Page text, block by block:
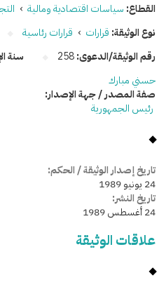
القطاع: سياسات اقتصادية ومالية ›
نوع الوثيقة: قرارات › قرارات رئاسية
رقم الوثيقة/الدعوى:258 سنة
حسني مبارك
صفة المصدر / جهة الإصدار:
رئيس الجمهورية
تاريخ إصدار الوثيقة / الحكم:
24 يونيو 1989
تاريخ النشر:
24 أغسطس 1989
علاقات الوثيقة